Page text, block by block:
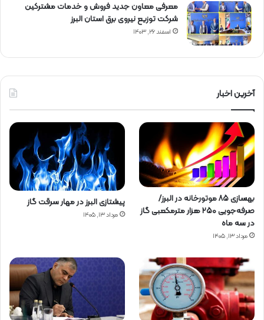
معرفی معاون جدید فروش و خدمات مشتركین
شركت توزیع نیروی برق استان البرز
اسفند ۲۶, ۱۴۰۳
آخرین اخبار
بهسازی ۸۵ موتورخانه در البرز/
صرفه‌جویی ۲۵۰ هزار مترمکعبی گاز
در سه ماه
مرداد ۱۳, ۱۴۰۵
پیشتازی البرز در مهار سرقت گاز
مرداد ۱۳, ۱۴۰۵